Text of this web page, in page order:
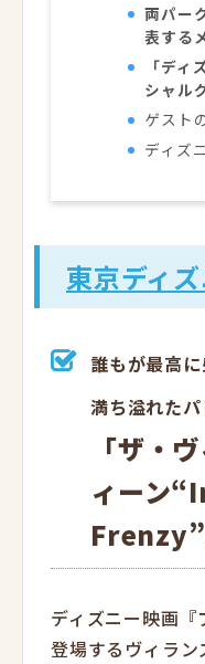
両パー
表する
「デ
シャル
ゲスト
ディズ
東京ディ
誰もが最高
満ち溢れた
「ザ・
ィーン
Frenzy”
ディズニー映画
登場するヴィラン